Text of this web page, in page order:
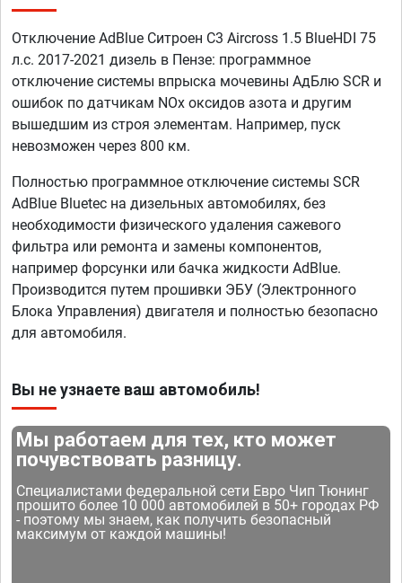
Отключение AdBlue Ситроен C3 Aircross 1.5 BlueHDI 75
л.с. 2017-2021 дизель в Пензе: программное
отключение системы впрыска мочевины АдБлю SCR и
ошибок по датчикам NOx оксидов азота и другим
вышедшим из строя элементам. Например, пуск
невозможен через 800 км.
Полностью программное отключение системы SCR
AdBlue Bluetec на дизельных автомобилях, без
необходимости физического удаления сажевого
фильтра или ремонта и замены компонентов,
например форсунки или бачка жидкости AdBlue.
Производится путем прошивки ЭБУ (Электронного
Блока Управления) двигателя и полностью безопасно
для автомобиля.
Вы не узнаете ваш автомобиль!
Мы работаем для тех, кто может
почувствовать разницу.
Специалистами федеральной сети Евро Чип Тюнинг
прошито более 10 000 автомобилей в 50+ городах РФ
- поэтому мы знаем, как получить безопасный
максимум от каждой машины!